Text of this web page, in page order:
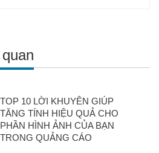
TOP 10 LỜI KHUYÊN GIÚP
TĂNG TÍNH HIỆU QUẢ CHO
PHẦN HÌNH ẢNH CỦA BẠN
TRONG QUẢNG CÁO